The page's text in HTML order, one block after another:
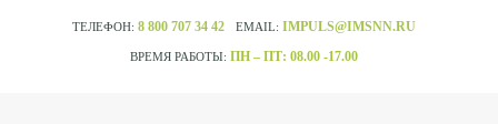
ТЕЛЕФОН: 8 800 707 34 42 EMAIL: IMPULS@IMSNN.RU
ВРЕМЯ РАБОТЫ: ПН – ПТ: 08.00 -17.00